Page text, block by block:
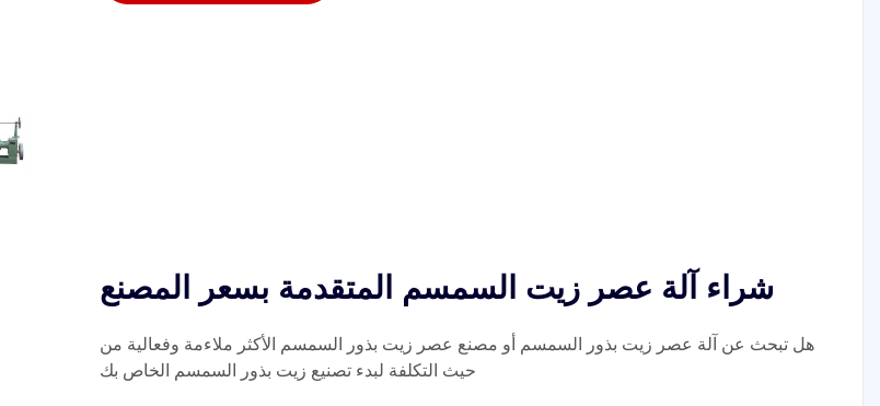
شراء آلة عصر زيت السمسم المتقدمة بسعر المصنع
هل تبحث عن آلة عصر زيت بذور السمسم أو مصنع عصر زيت بذور السمسم الأكثر ملاءمة وفعالية من
حيث التكلفة لبدء تصنيع زيت بذور السمسم الخاص بك